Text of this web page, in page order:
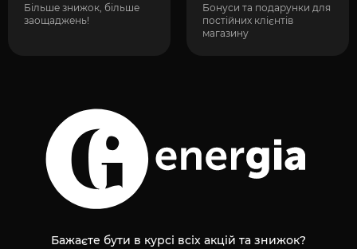
Більше знижок, більше
заощаджень!
Бонуси та подарунки для
постійних клієнтів
магазину
Бажаєте бути в курсі всіх акцій та знижок?